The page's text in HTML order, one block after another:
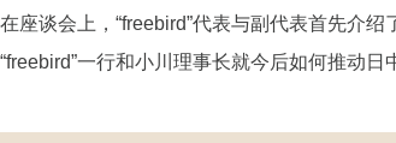
在座谈会上，“freebird”代表与副代表首先介
“freebird”一行和小川理事长就今后如何推动